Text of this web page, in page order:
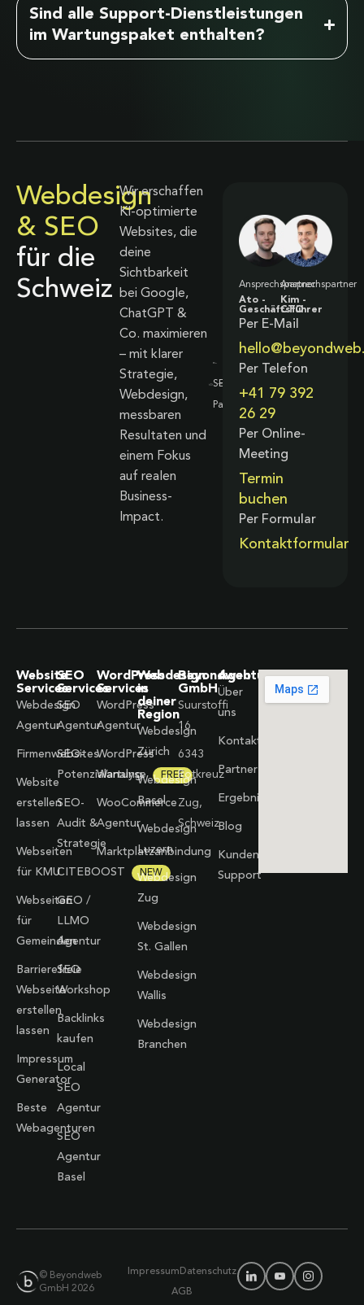
Sind alle Support-Dienstleistungen
im Wartungspaket enthalten?
Webdesign
& SEO
für die
Schweiz
Wir erschaffen
KI-optimierte
Websites, die
deine
Sichtbarkeit
bei Google,
ChatGPT &
Co. maximieren
– mit klarer
Strategie,
Webdesign,
messbaren
Resultaten und
einem Fokus
auf realen
Business-
Impact.
Ansprechspartner
Ato -
Geschäftsführer
Ansprechspartner
Kim -
CTO
Per E-Mail
Per Telefon
+41 79 392
26 29
Per Online-
Meeting
Termin
buchen
Per Formular
Kontaktformular
Website
Services
Webdesign
Agentur
Firmenwebsites
Website
erstellen
lassen
Webseiten
für KMU
Webseiten
für
Gemeinden
Barrierefreie
Webseite
erstellen
lassen
Impressum
Generator
Beste
Webagenturen
SEO
Services
SEO
Agentur
SEO-
Potenzialanalyse
FREE
SEO-
Audit &
Strategie
CITEBOOST NEW
GEO /
LLMO
Agentur
SEO
Workshop
Backlinks
kaufen
Local
SEO
Agentur
SEO
Agentur
Basel
WordPress
Services
WordPress
Agentur
WordPress
Wartung
WooCommerce
Agentur
Marktplatzanbindung
Webdesign
in
deiner
Region
Webdesign
Zürich
Webdesign
Basel
Webdesign
Luzern
Webdesign
Zug
Webdesign
St. Gallen
Webdesign
Wallis
Webdesign
Branchen
Beyondweb
GmbH
Suurstoffi
16
6343
Rotkreuz
Zug,
Schweiz
Agentur
Über
uns
Kontakt
Partner
Ergebnisse
Blog
Kunden-
Support
© Beyondweb
GmbH 2026
Impressum Datenschutz
AGB